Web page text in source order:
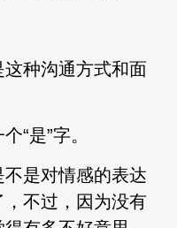
种沟通方式和面
“是”字。
是对情感的表达
不过，因为没有